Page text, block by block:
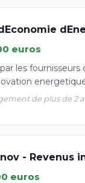
euros
les fournisseurs
de plus de 2
- Revenus
euros